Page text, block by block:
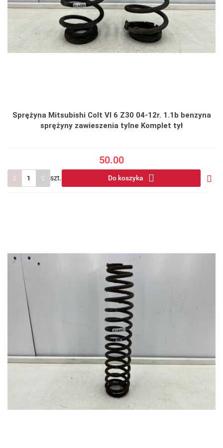
Sprężyna Mitsubishi Colt VI 6 Z30 04-12r. 1.1b benzyna
sprężyny zawieszenia tylne Komplet tył
50.00
szt. Do koszyka